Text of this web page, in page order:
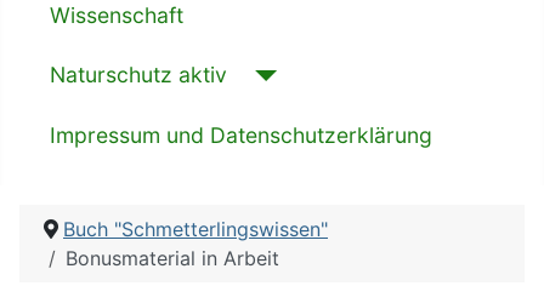
Wissenschaft
Naturschutz aktiv
Impressum und Datenschutzerklärung
Buch "Schmetterlingswissen"
Bonusmaterial in Arbeit